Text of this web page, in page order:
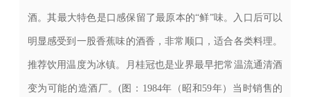
酒。其最大特色是口感保留了最原本的“鲜”味。入口后可以
明显感受到一股香蕉味的酒香，非常顺口，适合各类料理。
推荐饮用温度为冰镇。月桂冠也是业界最早把常温流通清酒
变为可能的造酒厂。(图：1984年（昭和59年）当时销售的